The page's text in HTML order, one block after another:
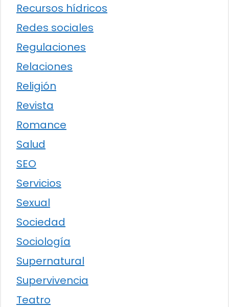
Recursos hídricos
Redes sociales
Regulaciones
Relaciones
Religión
Revista
Romance
Salud
SEO
Servicios
Sexual
Sociedad
Sociología
Supernatural
Supervivencia
Teatro